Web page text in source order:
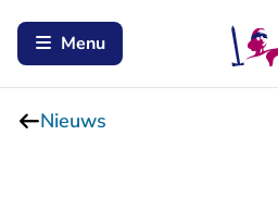
Menu
Nieuws